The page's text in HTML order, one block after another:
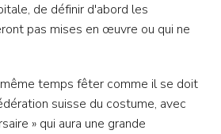
de définir d'abord les
pas mises en œuvre ou qui ne
temps fêter comme il se doit
suisse du costume, avec
» qui aura une grande